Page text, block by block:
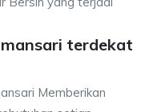
terdekat
Memberikan